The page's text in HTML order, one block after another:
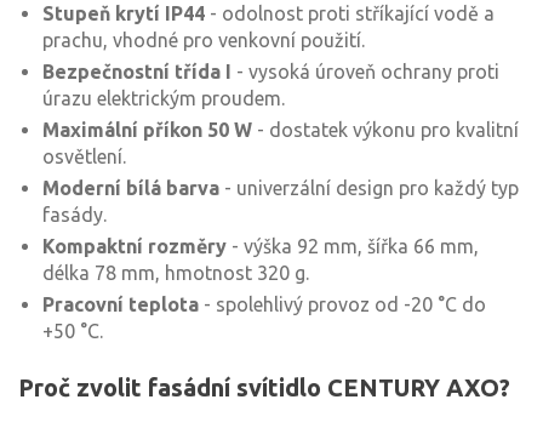
Stupeň krytí IP44 - odolnost proti stříkající vodě a
prachu, vhodné pro venkovní použití.
Bezpečnostní třída I - vysoká úroveň ochrany proti
úrazu elektrickým proudem.
Maximální příkon 50 W - dostatek výkonu pro kvalitní
osvětlení.
Moderní bílá barva - univerzální design pro každý typ
fasády.
Kompaktní rozměry - výška 92 mm, šířka 66 mm,
délka 78 mm, hmotnost 320 g.
Pracovní teplota - spolehlivý provoz od -20 °C do
+50 °C.
Proč zvolit fasádní svítidlo CENTURY AXO?